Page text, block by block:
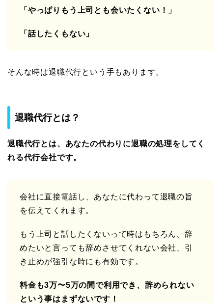
「やっぱりもう上司とも会いたくない！」
「話したくもない」
そんな時は退職代行という手もあります。
退職代行とは？
退職代行とは、あなたの代わりに退職の処理をしてく
れる代行会社です。
会社に直接電話し、あなたに代わって退職の旨
を伝えてくれます。
もう上司と話したくないって時はもちろん、辞
めたいと言っても辞めさせてくれない会社、引
き止めが強引な時にも有効です。
料金も3万〜5万の間で利用でき、辞められない
という事はまずないです！